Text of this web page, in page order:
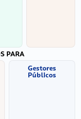
PARA
Gestores
Públicos